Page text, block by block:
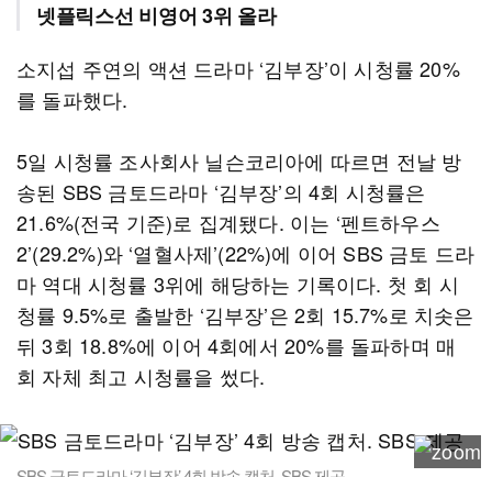
넷플릭스선 비영어 3위 올라
소지섭 주연의 액션 드라마 ‘김부장’이 시청률 20%
를 돌파했다.
5일 시청률 조사회사 닐슨코리아에 따르면 전날 방
송된 SBS 금토드라마 ‘김부장’의 4회 시청률은
21.6%(전국 기준)로 집계됐다. 이는 ‘펜트하우스
2’(29.2%)와 ‘열혈사제’(22%)에 이어 SBS 금토 드라
마 역대 시청률 3위에 해당하는 기록이다. 첫 회 시
청률 9.5%로 출발한 ‘김부장’은 2회 15.7%로 치솟은
뒤 3회 18.8%에 이어 4회에서 20%를 돌파하며 매
회 자체 최고 시청률을 썼다.